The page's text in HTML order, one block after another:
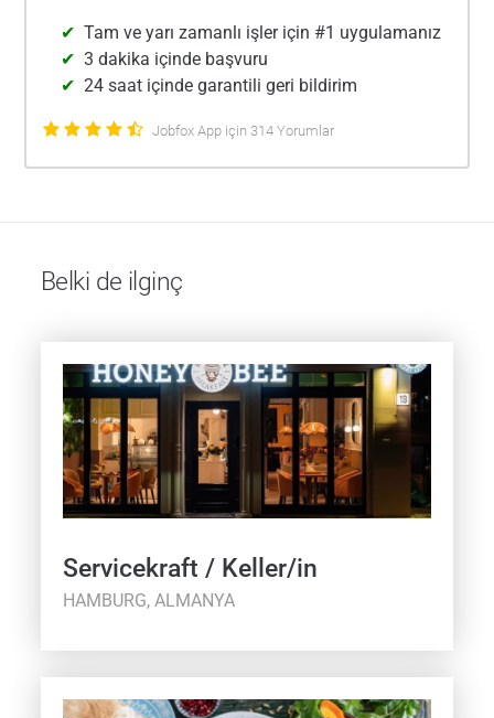
Tam ve yarı zamanlı işler için #1 uygulamanız
3 dakika içinde başvuru
24 saat içinde garantili geri bildirim
Jobfox App için 314 Yorumlar
Belki de ilginç
Servicekraft / Keller/in
HAMBURG, ALMANYA